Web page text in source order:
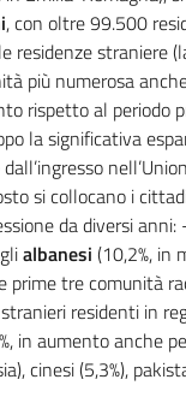
, con oltre 99.500
residenze straniere
più numerosa
rispetto al periodo
la significativa
si collocano i
da diversi
albanesi (10,2%, in
prime tre comunità
residenti in
in aumento anche
cinesi (5,3%),